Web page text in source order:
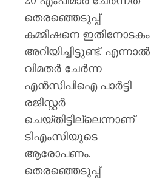
തെരഞ്ഞെടുപ്പ്
കമ്മീഷനെ ഇതിനോടകം
അറിയിച്ചിട്ടുണ്ട്. എന്നാല്‍
വിമതര്‍ ചേര്‍ന്ന
എന്‍സിപിഐ പാര്‍ട്ടി
രജിസ്റ്റര്‍
ചെയ്തിട്ടില്ലെന്നാണ്
ടിഎംസിയുടെ
ആരോപണം.
തെരഞ്ഞെടുപ്പ്